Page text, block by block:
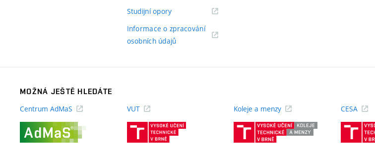
Studijní opory(externí
Informace o zpracování
osobních údajů(externí
MOŽNÁ JEŠTĚ HLEDÁTE
Centrum AdMaS
VUT
(externí
Koleje a menzy
(externí
CESA